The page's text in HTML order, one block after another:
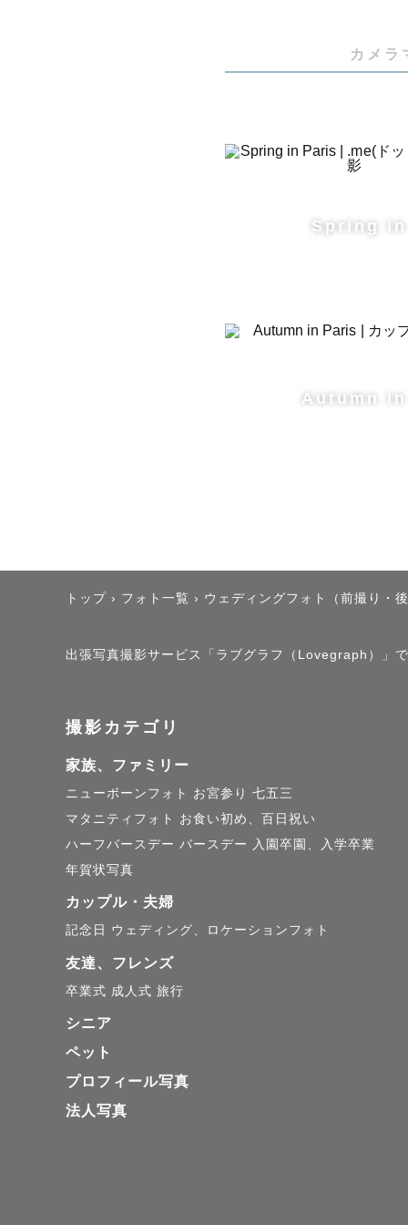
【自己紹介
に残すこと
何年経っ
📷 プロフ
🐾 ペット
📷 何気な
石畳の街
ヨーロッ
事前相談
【撮影へ
カメラ
Spring
Autumn
トップ › フォト一覧 › ウェディングフォト（前撮り・
出張写真撮影サービス「ラブグラフ（Lovegraph）」
撮影カテゴリ
家族、ファミリー
ニューボーンフォト お宮参り 七五三
マタニティフォト
お食い初め、百日祝い
ハーフバースデー バースデー
入園卒園、入学卒業
年賀状写真
カップル・夫婦
記念日 ウェディング、ロケーションフォト
友達、フレンズ
卒業式 成人式 旅行
シニア
ペット
プロフィール写真
法人写真